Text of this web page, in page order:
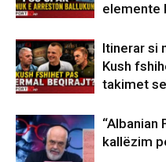
elemente
Itinerar si
Kush
takimet
“Albanian
kallëzim